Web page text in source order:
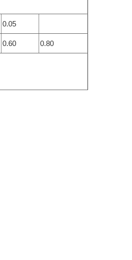
0.05
0.60 0.80